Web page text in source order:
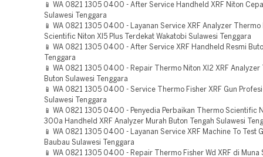
📱 WA 0821 1305 0400 - After Service Handheld XRF Niton
Sulawesi Tenggara
📱 WA 0821 1305 0400 - Layanan Service XRF Analyzer Thermo
Scientific Niton Xl5 Plus Terdekat Wakatobi Sulawesi Tenggara
📱 WA 0821 1305 0400 - After Service XRF Handheld Resmi
Tenggara
📱 WA 0821 1305 0400 - Repair Thermo Niton Xl2 XRF Analyzer
Buton Sulawesi Tenggara
📱 WA 0821 1305 0400 - Service Thermo Fisher XRF Gun
Sulawesi Tenggara
📱 WA 0821 1305 0400 - Penyedia Perbaikan Thermo Scientific
300a Handheld XRF Analyzer Murah Buton Tengah Sulawesi
📱 WA 0821 1305 0400 - Layanan Service XRF Machine To Test
Baubau Sulawesi Tenggara
📱 WA 0821 1305 0400 - Repair Thermo Fisher Wd XRF di Muna